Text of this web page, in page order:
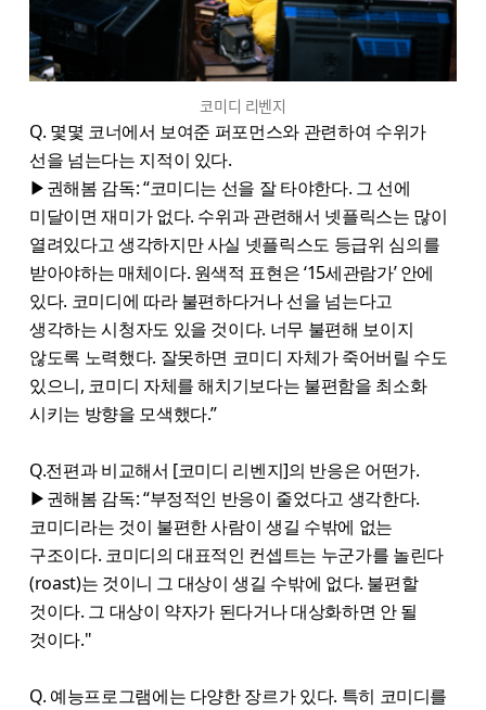
코미디 리벤지
Q. 몇몇 코너에서 보여준 퍼포먼스와 관련하여 수위가
선을 넘는다는 지적이 있다.
▶권해봄 감독: “코미디는 선을 잘 타야한다. 그 선에
미달이면 재미가 없다. 수위과 관련해서 넷플릭스는 많이
열려있다고 생각하지만 사실 넷플릭스도 등급위 심의를
받아야하는 매체이다. 원색적 표현은 ‘15세관람가’ 안에
있다. 코미디에 따라 불편하다거나 선을 넘는다고
생각하는 시청자도 있을 것이다. 너무 불편해 보이지
않도록 노력했다. 잘못하면 코미디 자체가 죽어버릴 수도
있으니, 코미디 자체를 해치기보다는 불편함을 최소화
시키는 방향을 모색했다.”
Q.전편과 비교해서 [코미디 리벤지]의 반응은 어떤가.
▶권해봄 감독: “부정적인 반응이 줄었다고 생각한다.
코미디라는 것이 불편한 사람이 생길 수밖에 없는
구조이다. 코미디의 대표적인 컨셉트는 누군가를 놀린다
(roast)는 것이니 그 대상이 생길 수밖에 없다. 불편할
것이다. 그 대상이 약자가 된다거나 대상화하면 안 될
것이다."
Q. 예능프로그램에는 다양한 장르가 있다. 특히 코미디를